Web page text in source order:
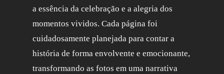
a essência da celebração e a alegria dos
momentos vividos. Cada página foi
cuidadosamente planejada para contar a
história de forma envolvente e emocionante,
transformando as fotos em uma narrativa